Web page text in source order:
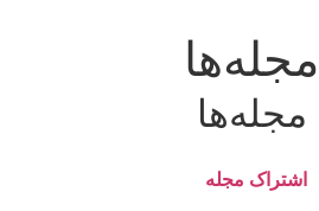
مجله‌ها
مجله‌ها
اشتراک مجله